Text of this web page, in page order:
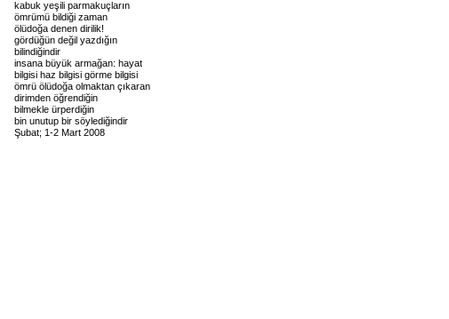
kabuk yeşili parmakuçların
ömrümü bildiği zaman
ölüdoğa denen dirilik!
gördüğün değil yazdığın
bilindiğindir
insana büyük armağan: hayat
bilgisi haz bilgisi görme bilgisi
ömrü ölüdoğa olmaktan çıkaran
dirimden öğrendiğin
bilmekle ürperdiğin
bin unutup bir söylediğindir
Şubat; 1-2 Mart 2008